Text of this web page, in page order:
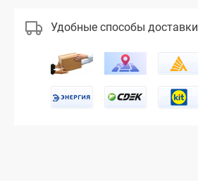
Удобные способы доставки